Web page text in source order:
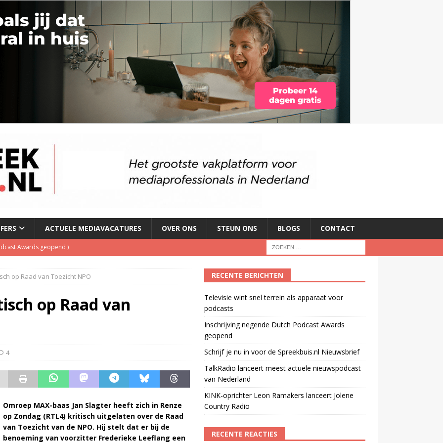
ACTUELE MEDIAVACATURES OVER ONS STEUN ONS BLOGS CONTACT
Nieuwsbrief)
lanceert Jolene Country Radio)
voor podcasts
Awards geopend
op Raad van Toezicht NPO
op Raad van
4
Omroep MAX-baas Jan Slagter heeft zich in Renze
op Zondag (RTL4) kritisch uitgelaten over de Raad
van Toezicht van de NPO. Hij stelt dat er bij de
benoeming van voorzitter Frederieke Leeflang een
RECENTE BERICHTEN
Televisie wint snel terrein als apparaat voor
podcasts
Inschrijving negende Dutch Podcast Awards
geopend
Schrijf je nu in voor de Spreekbuis.nl Nieuwsbrief
TalkRadio lanceert meest actuele nieuwspodcast
van Nederland
KINK-oprichter Leon Ramakers lanceert Jolene
Country Radio
RECENTE REACTIES